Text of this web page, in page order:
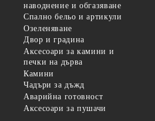
наводнение и обгазяване
Спално бельо и артикули
Озеленяване
Двор и градина
Аксесоари за камини и
печки на дърва
Камини
Чадъри за дъжд
Аварийна готовност
Аксесоари за пушачи